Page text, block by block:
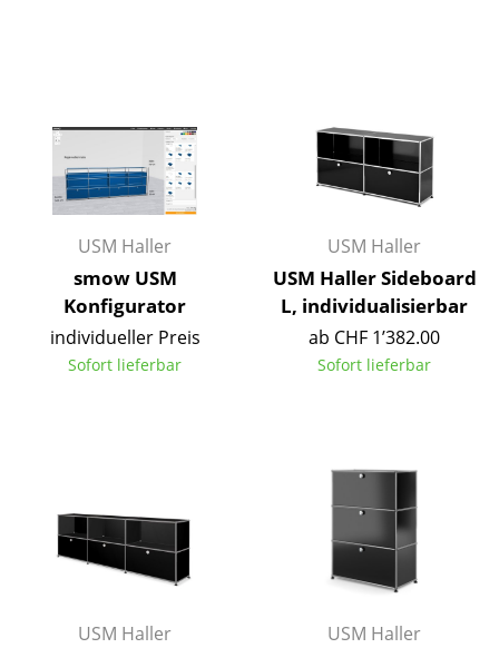
Sekretäre & PC-Tische
Konferenztische
Kindertische
Gartentische
Servierwagen
Regale & Schränke
Wandregale
USM Haller
smow USM
Konfigurator
individueller Preis
Sofort lieferbar
USM Haller
USM Haller Sideboard
L, individualisierbar
ab CHF 1’382.00
Sofort lieferbar
USM Haller USM Haller